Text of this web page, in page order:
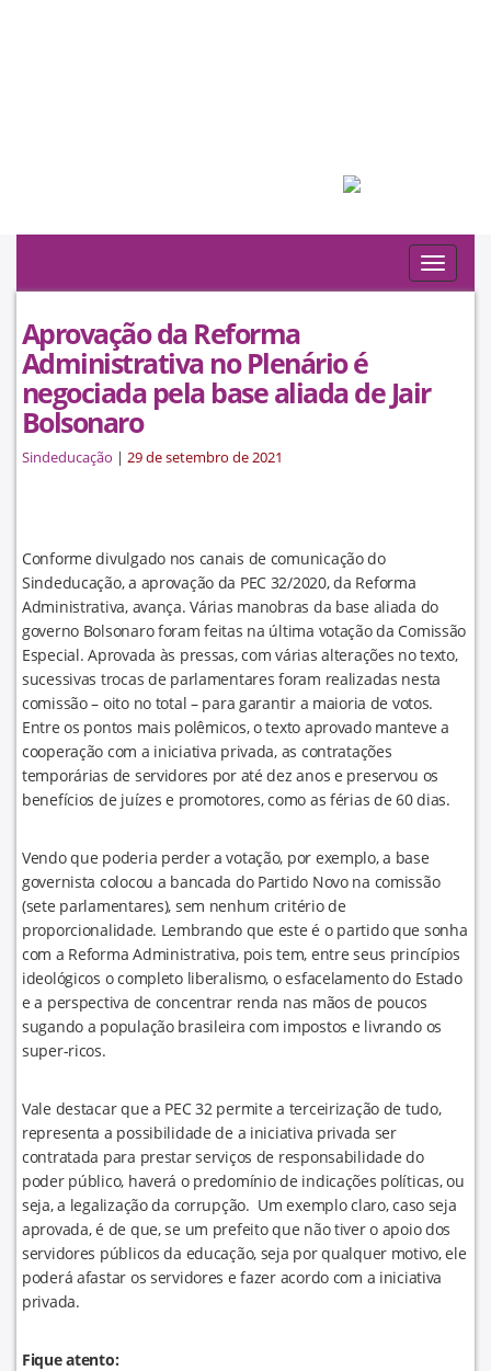
Toggle
Aprovação da Reforma
Administrativa no Plenário é
negociada pela base aliada de Jair
Bolsonaro
Sindeducação | 29 de setembro de 2021
Conforme divulgado nos canais de comunicação do
Sindeducação, a aprovação da PEC 32/2020, da Reforma
Administrativa, avança. Várias manobras da base aliada do
governo Bolsonaro foram feitas na última votação da Comissão
Especial. Aprovada às pressas, com várias alterações no texto,
sucessivas trocas de parlamentares foram realizadas nesta
comissão – oito no total – para garantir a maioria de votos.
Entre os pontos mais polêmicos, o texto aprovado manteve a
cooperação com a iniciativa privada, as contratações
temporárias de servidores por até dez anos e preservou os
benefícios de juízes e promotores, como as férias de 60 dias.
Vendo que poderia perder a votação, por exemplo, a base
governista colocou a bancada do Partido Novo na comissão
(sete parlamentares), sem nenhum critério de
proporcionalidade. Lembrando que este é o partido que sonha
com a Reforma Administrativa, pois tem, entre seus princípios
ideológicos o completo liberalismo, o esfacelamento do Estado
e a perspectiva de concentrar renda nas mãos de poucos
sugando a população brasileira com impostos e livrando os
super-ricos.
Vale destacar que a PEC 32 permite a terceirização de tudo,
representa a possibilidade de a iniciativa privada ser
contratada para prestar serviços de responsabilidade do
poder público, haverá o predomínio de indicações políticas, ou
seja, a legalização da corrupção. Um exemplo claro, caso seja
aprovada, é de que, se um prefeito que não tiver o apoio dos
servidores públicos da educação, seja por qualquer motivo, ele
poderá afastar os servidores e fazer acordo com a iniciativa
privada.
Fique atento: